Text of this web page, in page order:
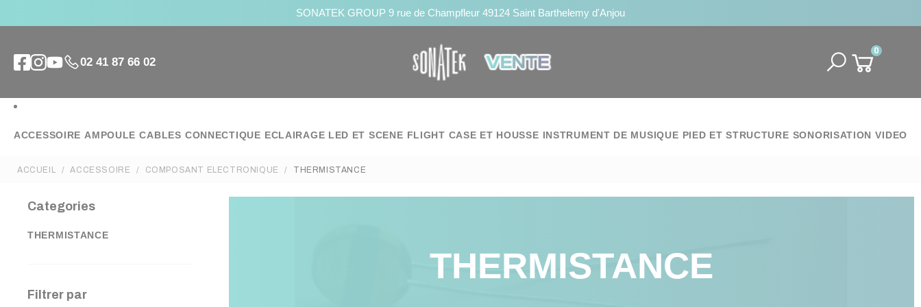
SONATEK GROUP 9 rue de Champfleur 49124 Saint Barthelemy d'Anjou
02 41 87 66 02
0
ACCESSOIRE AMPOULE CABLES CONNECTIQUE ECLAIRAGE LED ET SCENE FLIGHT CASE ET HOUSSE INSTRUMENT DE MUSIQUE PIED ET STRUCTURE SONORISATION VIDEO
ACCUEIL ACCESSOIRE COMPOSANT ELECTRONIQUE THERMISTANCE
Categories
THERMISTANCE
Filtrer par
THERMISTANCE